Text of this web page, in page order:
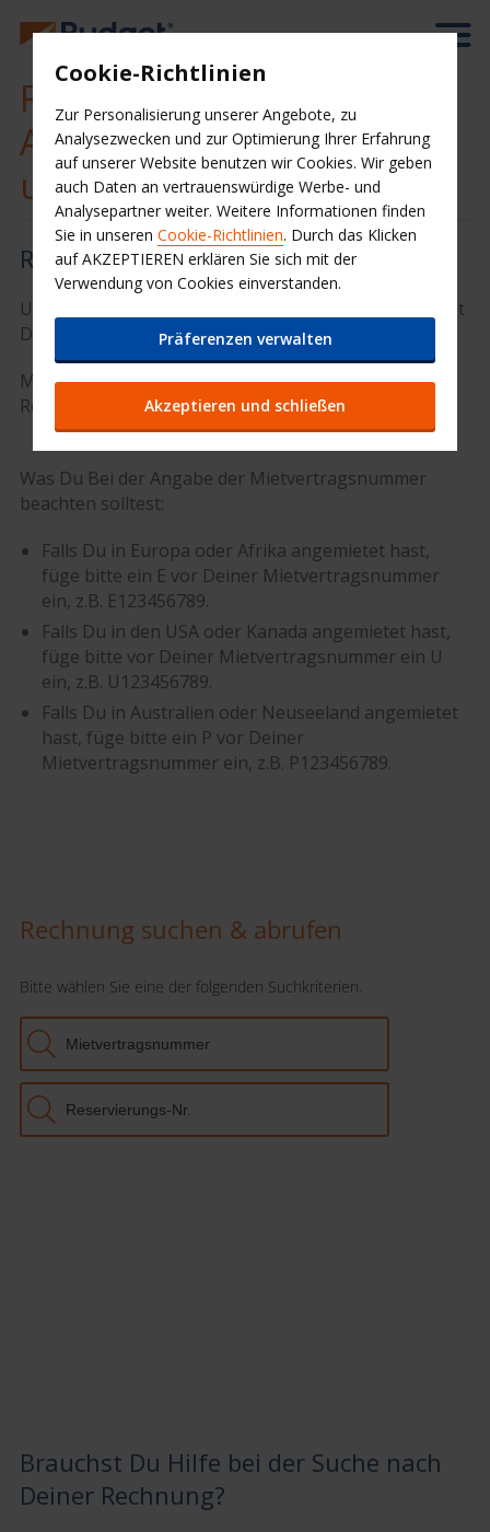
Rechnung für Ihre
Anmietung online erhalten
und bezahlen
Rechnung abrufen
Um online nach Deiner Rechnung zu suchen, brauchst
Du eine der folgenden Nummern:
Mietvertragsnummer
Reservierungsnummer
Was Du Bei der Angabe der Mietvertragsnummer
beachten solltest:
Falls Du in Europa oder Afrika angemietet hast,
füge bitte ein E vor Deiner Mietvertragsnummer
ein, z.B. E123456789.
Falls Du in den USA oder Kanada angemietet hast,
füge bitte vor Deiner Mietvertragsnummer ein U
ein, z.B. U123456789.
Falls Du in Australien oder Neuseeland angemietet
hast, füge bitte ein P vor Deiner
Mietvertragsnummer ein, z.B. P123456789.
Brauchst Du Hilfe bei der Suche nach
Deiner Rechnung?
Cookie-Richtlinien
Zur Personalisierung unserer Angebote, zu
Analysezwecken und zur Optimierung Ihrer Erfahrung
auf unserer Website benutzen wir Cookies. Wir geben
auch Daten an vertrauenswürdige Werbe- und
Analysepartner weiter. Weitere Informationen finden
Sie in unseren Cookie-Richtlinien. Durch das Klicken
auf AKZEPTIEREN erklären Sie sich mit der
Verwendung von Cookies einverstanden.
Präferenzen verwalten
Akzeptieren und schließen